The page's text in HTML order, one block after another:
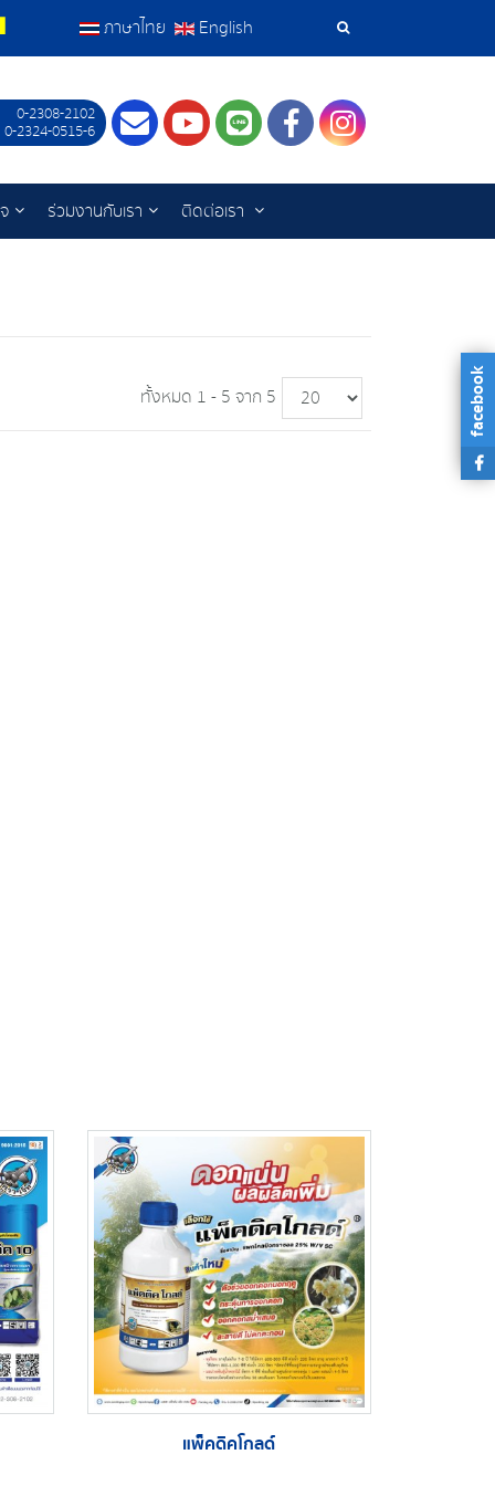
เครื่อง
ค้นหา
ภาษาไทย English
0-2308-2102
0-2324-0515-6
ContactYoutube
LINEFacebookInstagram
ร่วมงานกับเรา ติดต่อเรา
ทั้งหมด 1 - 5 จาก 5
แพ็คดิคโกลด์
facebook